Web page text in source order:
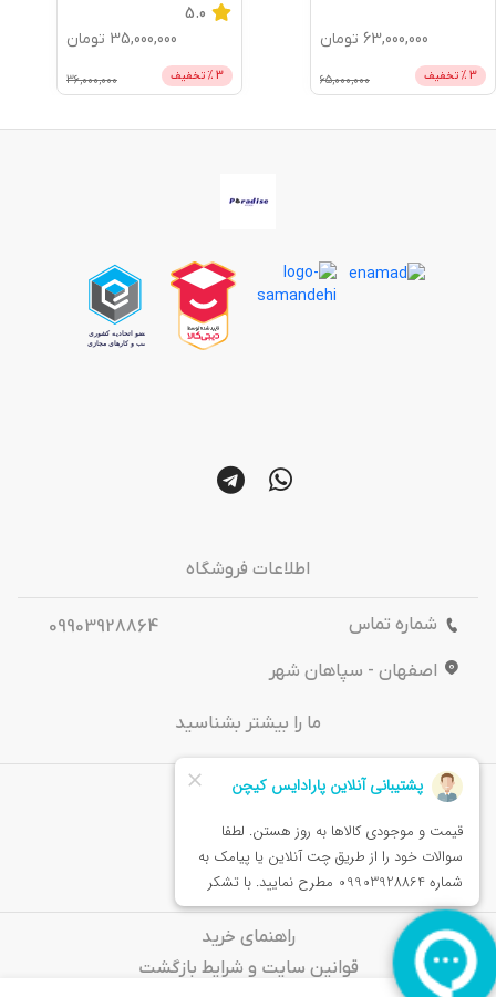
63,000,000 تومان
3 % تخفیف 65,000,000
5.0
35,000,000 تومان
3 % تخفیف 36,000,000
اطلاعات فروشگاه
شماره تماس
09903928864
اصفهان - سپاهان شهر
ما را بیشتر بشناسید
درباره‌ ما
تماس باما
خدمات مشتریان
راهنمای خرید
قوانین سایت و شرایط بازگشت